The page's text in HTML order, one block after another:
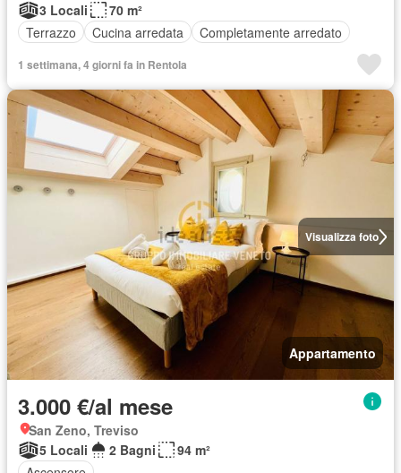
3 Locali
70 m²
Terrazzo
Cucina arredata Completamente arredato
1 settimana, 4 giorni fa in Rentola
Visualizza foto
Appartamento
3.000 €/al mese
San Zeno, Treviso
5 Locali
2 Bagni
94 m²